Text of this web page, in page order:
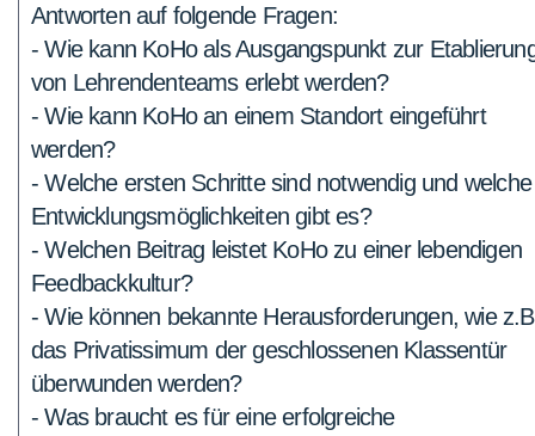
Antworten auf folgende Fragen:
- Wie kann KoHo als Ausgangspunkt zur
von Lehrendenteams erlebt werden?
- Wie kann KoHo an einem Standort eingeführt
werden?
- Welche ersten Schritte sind notwendig und welche
Entwicklungsmöglichkeiten gibt es?
- Welchen Beitrag leistet KoHo zu einer lebendigen
Feedbackkultur?
- Wie können bekannte Herausforderungen, wie
das Privatissimum der geschlossenen Klassentür
überwunden werden?
- Was braucht es für eine erfolgreiche